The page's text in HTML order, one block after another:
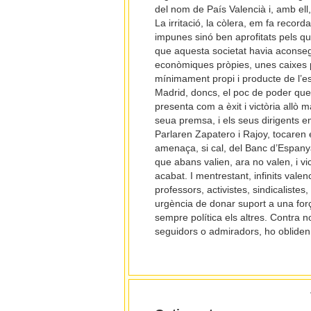
del nom de País Valencià i, amb
La irritació, la còlera, em fa
impunes sinó ben aprofitats pels
que aquesta societat havia
econòmiques pròpies, unes
mínimament propi i producte de
Madrid, doncs, el poc de poder
presenta com a èxit i victòria allò
seua premsa, i els seus dirigents
Parlaren Zapatero i Rajoy,
amenaça, si cal, del Banc
que abans valien, ara no valen, i
acabat. I mentrestant, infinits
professors, activistes,
urgència de donar suport a una
sempre política els altres. Contra
seguidors o admiradors, ho